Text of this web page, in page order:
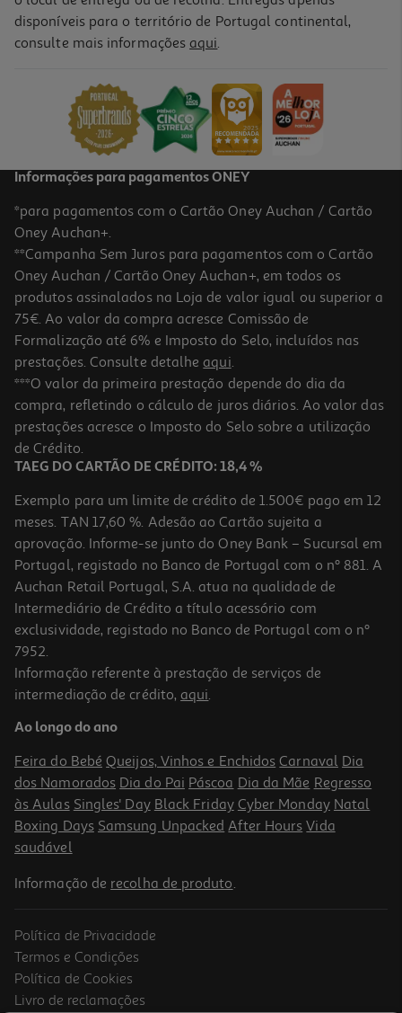
Tinteiro Epson Preto Ecotank Et-104
12,99 €
Tinteiro Canon Preto Pg-560
25.99 €/un
25,99 €
Tinteiro Epson T6643 Magenta 70ml
11.99 €/un
11,99 €
disponíveis para o território de Portugal continental,
consulte mais informações aqui.
Informações para pagamentos ONEY
*para pagamentos com o Cartão Oney Auchan / Cartão
Oney Auchan+.
**Campanha Sem Juros para pagamentos com o Cartão
Oney Auchan / Cartão Oney Auchan+, em todos os
produtos assinalados na Loja de valor igual ou superior a
75€. Ao valor da compra acresce Comissão de
Formalização até 6% e Imposto do Selo, incluídos nas
prestações. Consulte detalhe aqui.
***O valor da primeira prestação depende do dia da
compra, refletindo o cálculo de juros diários. Ao valor das
prestações acresce o Imposto do Selo sobre a utilização
de Crédito.
TAEG DO CARTÃO DE CRÉDITO: 18,4 %
Exemplo para um limite de crédito de 1.500€ pago em 12
meses. TAN 17,60 %. Adesão ao Cartão sujeita a
aprovação. Informe-se junto do Oney Bank – Sucursal em
Portugal, registado no Banco de Portugal com o nº 881. A
Auchan Retail Portugal, S.A. atua na qualidade de
Intermediário de Crédito a título acessório com
exclusividade, registado no Banco de Portugal com o nº
7952.
Informação referente à prestação de serviços de
intermediação de crédito, aqui.
Ao longo do ano
Feira do Bebé Queijos, Vinhos e Enchidos Carnaval Dia
dos Namorados Dia do Pai Páscoa Dia da Mãe Regresso
às Aulas Singles' Day Black Friday Cyber Monday Natal
Boxing Days Samsung Unpacked After Hours Vida
saudável
Informação de recolha de produto.
Política de Privacidade
Termos e Condições
Política de Cookies
Livro de reclamações